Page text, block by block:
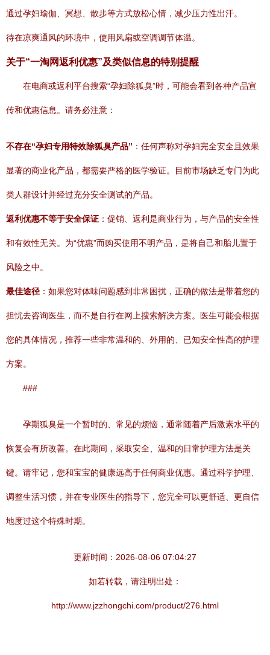
通过孕妇瑜伽、冥想、散步等方式放松心情，减少压力性出汗。
待在凉爽通风的环境中，使用风扇或空调调节体温。
关于“一淘网返利优惠”及类似信息的特别提醒
在电商或返利平台搜索“孕妇除狐臭”时，可能会看到各种产品宣
传和优惠信息。请务必注意：
不存在“孕妇专用特效除狐臭产品” ：任何声称对孕妇完全安全且效果
显著的商业化产品，都需要严格的医学验证。目前市场缺乏专门为此
类人群设计并经过充分安全测试的产品。
返利优惠不等于安全保证 ：促销、返利是商业行为，与产品的安全性
和有效性无关。为“优惠”而购买使用不明产品，是将自己和胎儿置于
风险之中。
最佳途径 ：如果您对体味问题感到非常困扰，正确的做法是带着您的
担忧去咨询医生，而不是自行在网上搜索解决方案。医生可能会根据
您的具体情况，推荐一些非常温和的、外用的、已知安全性高的护理
方案。
###
孕期狐臭是一个暂时的、常见的烦恼，通常随着产后激素水平的
恢复会有所改善。在此期间，采取安全、温和的日常护理方法是关
键。请牢记，您和宝宝的健康远高于任何商业优惠。通过科学护理、
调整生活习惯，并在专业医生的指导下，您完全可以更舒适、更自信
地度过这个特殊时期。
更新时间：2026-08-06 07:04:27
如若转载，请注明出处：
http://www.jzzhongchi.com/product/276.html